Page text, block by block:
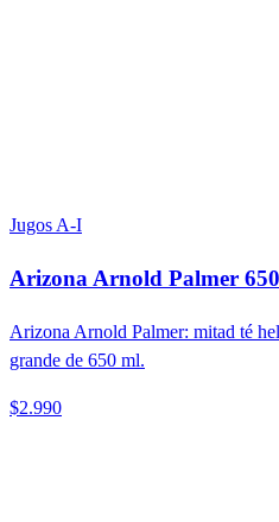
Jugos A-I
Arizona Arnold Palmer
Arizona Arnold Palmer: mitad té
grande de 650 ml.
$2.990